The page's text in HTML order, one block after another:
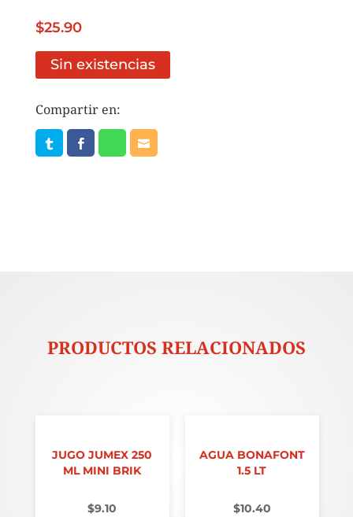
$25.90
Sin existencias
Compartir en:
PRODUCTOS RELACIONADOS
JUGO JUMEX 250
ML MINI BRIK
$9.10
AGUA BONAFONT
1.5 LT
$10.40